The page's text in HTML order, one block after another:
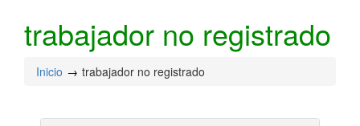
trabajador no registrado
Inicio trabajador no registrado